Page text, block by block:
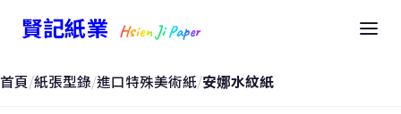
賢記紙業 Hsien Ji Paper
首頁/紙張型錄/進口特殊美術紙/安娜水紋紙